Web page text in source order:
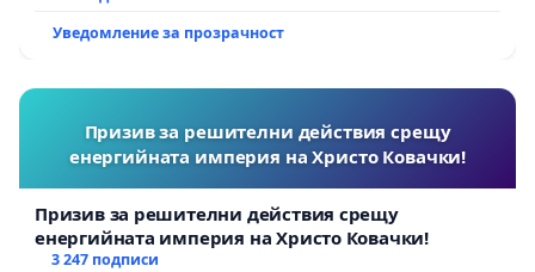
Уведомление за прозрачност
Призив за решителни действия срещу
енергийната империя на Христо Ковачки!
Призив за решителни действия срещу
енергийната империя на Христо Ковачки!
3 247 подписи